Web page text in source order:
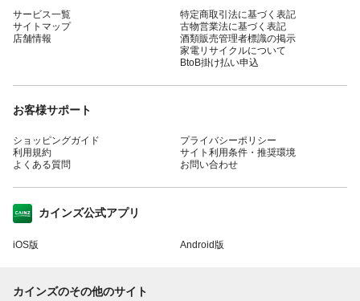
サービス一覧
サイトマップ
店舗情報
特定商取引法に基づく表記
古物営業法に基づく表記
酒類販売管理者標識の掲示
家電リサイクルについて
BtoB掛け払い申込
お客様サポート
ショッピングガイド
利用規約
よくある質問
プライバシーポリシー
サイト利用条件・推奨環境
お問い合わせ
カインズ公式アプリ
iOS版 Android版
カインズのその他のサイト